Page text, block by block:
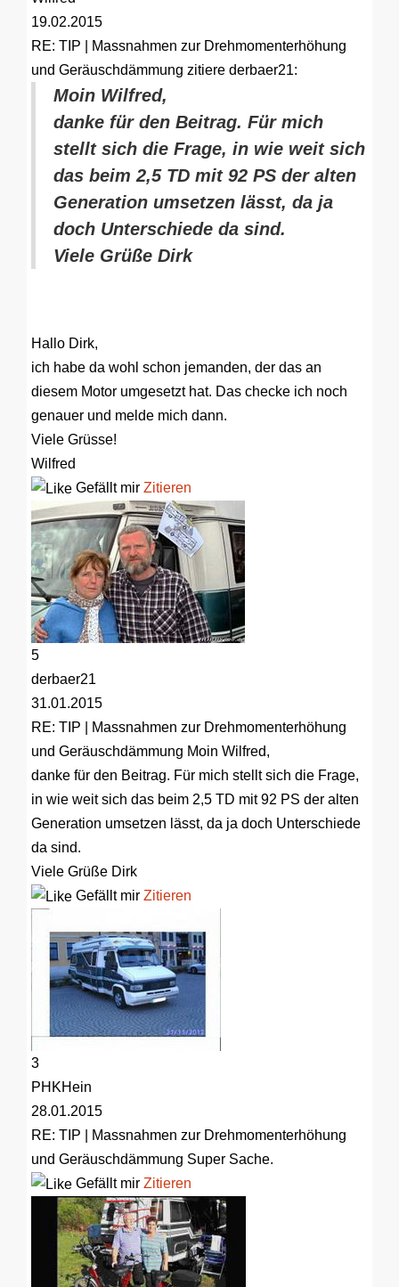
19.02.2015
RE: TIP | Massnahmen zur Drehmomenterhöhung
und Geräuschdämmung zitiere derbaer21:
Moin Wilfred,
danke für den Beitrag. Für mich
stellt sich die Frage, in wie weit sich
das beim 2,5 TD mit 92 PS der alten
Generation umsetzen lässt, da ja
doch Unterschiede da sind.
Viele Grüße Dirk
Hallo Dirk,
ich habe da wohl schon jemanden, der das an
diesem Motor umgesetzt hat. Das checke ich noch
genauer und melde mich dann.
Viele Grüsse!
Wilfred
Gefällt mir Zitieren
5
derbaer21
31.01.2015
RE: TIP | Massnahmen zur Drehmomenterhöhung
und Geräuschdämmung Moin Wilfred,
danke für den Beitrag. Für mich stellt sich die Frage,
in wie weit sich das beim 2,5 TD mit 92 PS der alten
Generation umsetzen lässt, da ja doch Unterschiede
da sind.
Viele Grüße Dirk
Gefällt mir Zitieren
3
PHKHein
28.01.2015
RE: TIP | Massnahmen zur Drehmomenterhöhung
und Geräuschdämmung Super Sache.
Gefällt mir Zitieren